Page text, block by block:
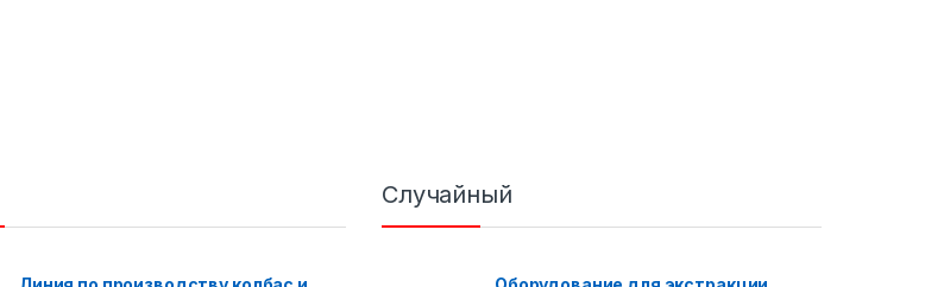
Случайный